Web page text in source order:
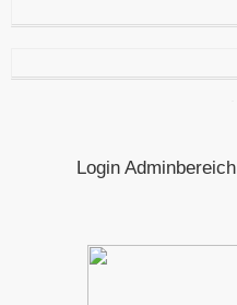
Login Adminbereich